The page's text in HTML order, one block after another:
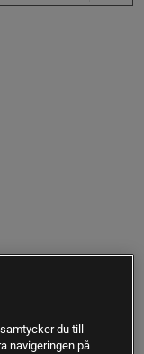
du till
navigeringen på